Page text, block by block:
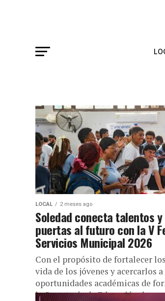
LOCAL 2 meses ago
Soledad conecta talentos
puertas al futuro con la V
Servicios Municipal 2026
Con el propósito de fortalecer
vida de los jóvenes y acercarlos a
oportunidades académicas de
la Secretaría de Educación de...